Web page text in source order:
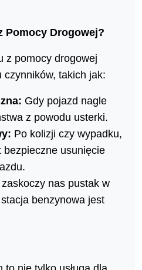
Pomocy Drogowej?
z pomocy drogowej
czynników, takich jak:
Gdy pojazd nagle
z powodu usterki.
Po kolizji czy wypadku,
bezpieczne usunięcie
nas pustak w
benzynowa jest